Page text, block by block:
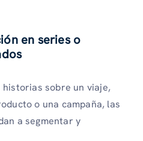
en series o
sobre un viaje,
o una campaña, las
a segmentar y